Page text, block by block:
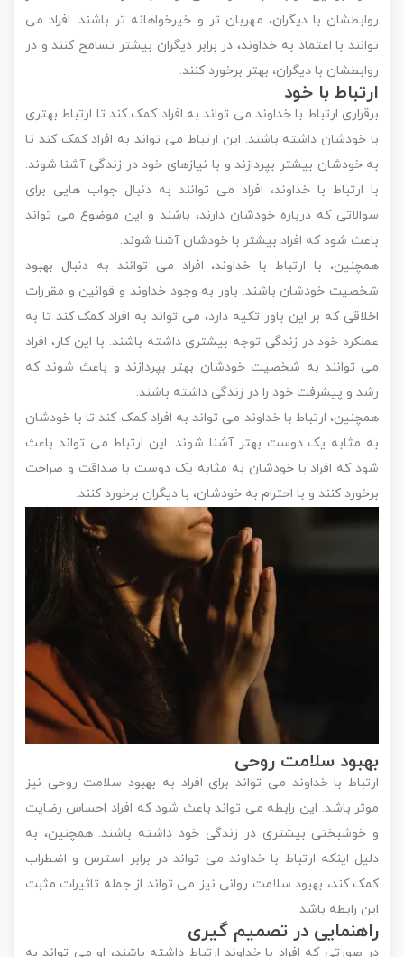
روابطشان با دیگران، مهربان تر و خیرخواهانه تر باشند. افراد می
توانند با اعتماد به خداوند، در برابر دیگران بیشتر تسامح کنند و در
روابطشان با دیگران، بهتر برخورد کنند.
ارتباط با خود
برقراری ارتباط با خداوند می تواند به افراد کمک کند تا ارتباط بهتری
با خودشان داشته باشند. این ارتباط می تواند به افراد کمک کند تا
به خودشان بیشتر بپردازند و با نیازهای خود در زندگی آشنا شوند.
با ارتباط با خداوند، افراد می توانند به دنبال جواب هایی برای
سوالاتی که درباره خودشان دارند، باشند و این موضوع می تواند
باعث شود که افراد بیشتر با خودشان آشنا شوند.
همچنین، با ارتباط با خداوند، افراد می توانند به دنبال بهبود
شخصیت خودشان باشند. باور به وجود خداوند و قوانین و مقررات
اخلاقی که بر این باور تکیه دارد، می تواند به افراد کمک کند تا به
عملکرد خود در زندگی توجه بیشتری داشته باشند. با این کار، افراد
می توانند به شخصیت خودشان بهتر بپردازند و باعث شوند که
رشد و پیشرفت خود را در زندگی داشته باشند.
همچنین، ارتباط با خداوند می تواند به افراد کمک کند تا با خودشان
به مثابه یک دوست بهتر آشنا شوند. این ارتباط می تواند باعث
شود که افراد با خودشان به مثابه یک دوست با صداقت و صراحت
برخورد کنند و با احترام به خودشان، با دیگران برخورد کنند.
بهبود سلامت روحی
ارتباط با خداوند می تواند برای افراد به بهبود سلامت روحی نیز
موثر باشد. این رابطه می تواند باعث شود که افراد احساس رضایت
و خوشبختی بیشتری در زندگی خود داشته باشند. همچنین، به
دلیل اینکه ارتباط با خداوند می تواند در برابر استرس و اضطراب
کمک کند، بهبود سلامت روانی نیز می تواند از جمله تاثیرات مثبت
این رابطه باشد.
راهنمایی در تصمیم گیری
در صورتی که افراد با خداوند ارتباط داشته باشند، او می تواند به